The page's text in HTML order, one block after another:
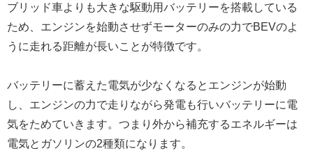
ブリッド車よりも大きな駆動用バッテリーを搭載している
ため、エンジンを始動させずモーターのみの力でBEVのよ
うに走れる距離が長いことが特徴です。
バッテリーに蓄えた電気が少なくなるとエンジンが始動
し、エンジンの力で走りながら発電も行いバッテリーに電
気をためていきます。つまり外から補充するエネルギーは
電気とガソリンの2種類になります。